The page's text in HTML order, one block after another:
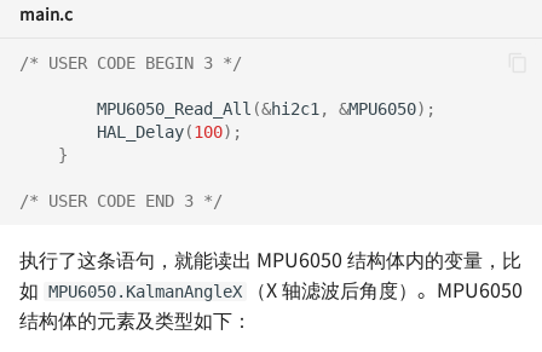
main.c
/* USER CODE BEGIN 3 */
MPU6050_Read_All (&hi2c1 , &MPU6050);
HAL_Delay(100);
}
/* USER CODE END 3 */
执行了这条语句，就能读出 MPU6050 结构体内的变量，比
如 MPU6050.KalmanAngleX
（X 轴滤波后角度）。MPU6050
结构体的元素及类型如下：